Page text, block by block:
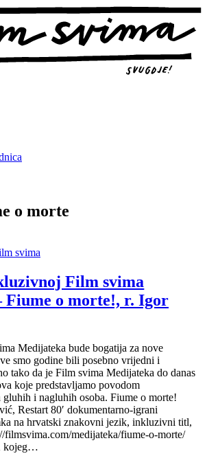
o morte
svima
Film svima
o morte!, r. Igor
Medijateka bude bogatija za nove
smo godine bili posebno vrijedni i
tako da je Film svima Medijateka do danas
koje predstavljamo povodom
i nagluhih osoba. Fiume o morte!
Restart 80′ dokumentarno-igrani
na hrvatski znakovni jezik, inkluzivni titl,
filmsvima.com/medijateka/fiume-o-morte/
kojeg…